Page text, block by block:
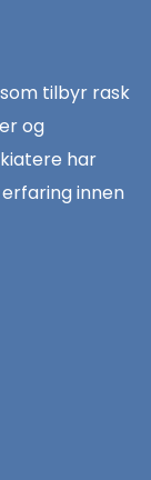
tilbyr rask
og
har
innen